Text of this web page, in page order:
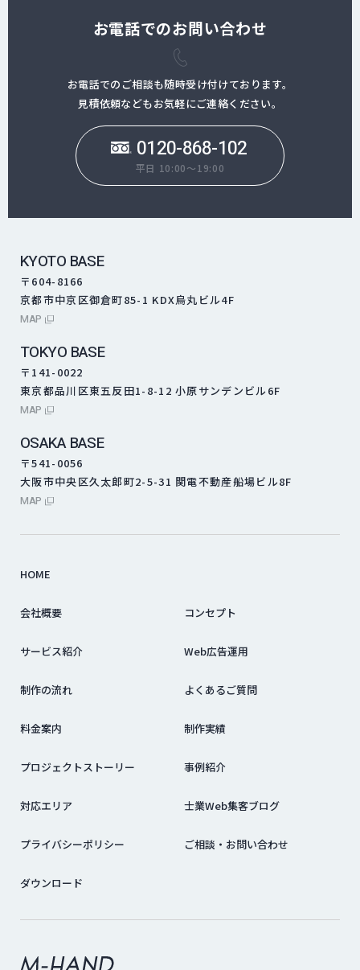
お電話でのお問い合わせ
お電話でのご相談も随時受け付けております。
見積依頼などもお気軽にご連絡ください。
0120-868-102
平日 10:00～19:00
KYOTO BASE
〒604-8166
京都市中京区御倉町85-1 KDX烏丸ビル4F
MAP外部サイトにリンクします
TOKYO BASE
〒141-0022
東京都品川区東五反田1-8-12 小原サンデンビル6F
MAP外部サイトにリンクします
OSAKA BASE
〒541-0056
大阪市中央区久太郎町2-5-31 関電不動産船場ビル8F
MAP外部サイトにリンクします
HOME
会社概要 コンセプト
サービス紹介 Web広告運用
制作の流れ よくあるご質問
料金案内 制作実績
プロジェクトストーリー 事例紹介
対応エリア 士業Web集客ブログ
プライバシーポリシー ご相談・お問い合わせ
ダウンロード